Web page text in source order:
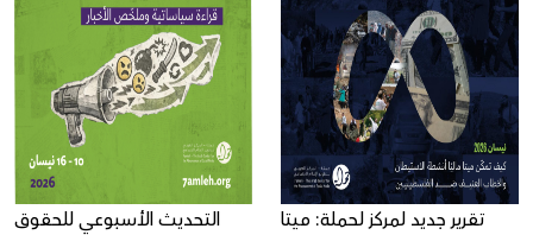
التحديث الأسبوعي للحقوق
تقرير جديد لمركز لحملة: ميتا